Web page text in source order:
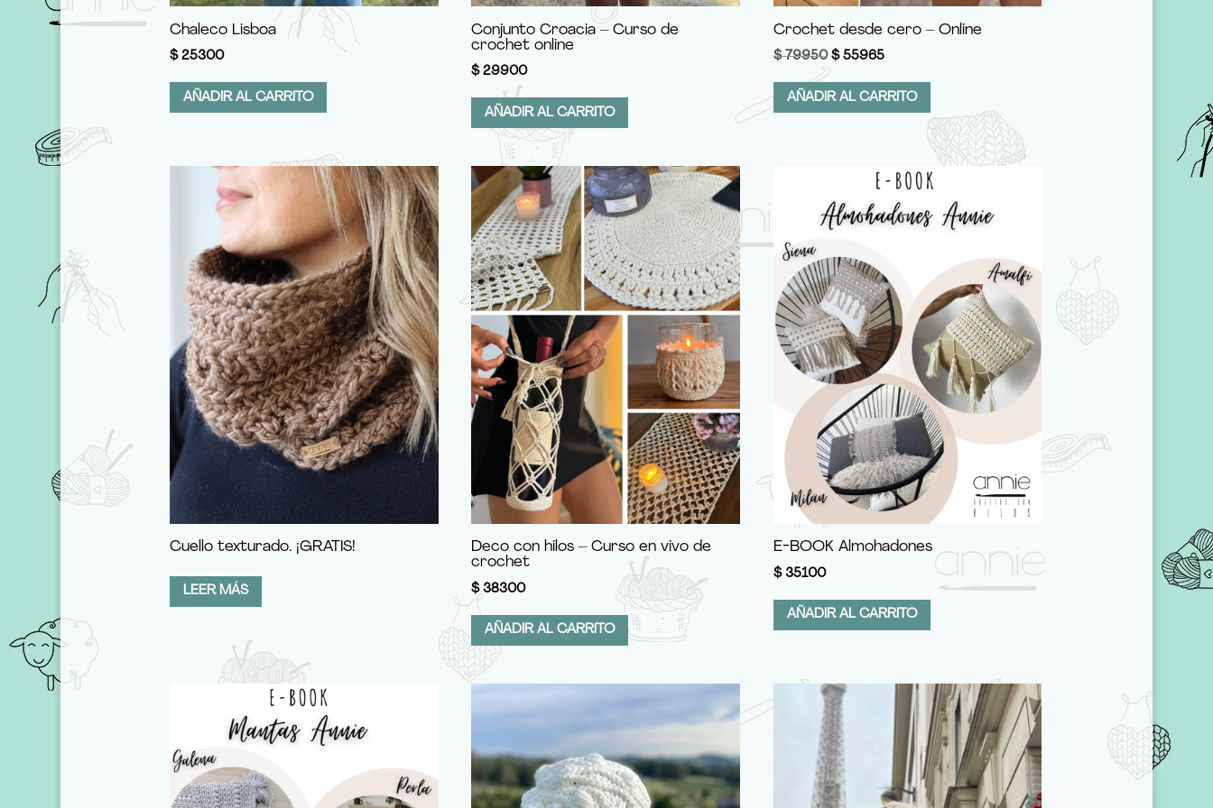
Chaleco Lisboa
$25300
AÑADIR AL CARRITO
Conjunto Croacia – Curso de
crochet online
$29900
AÑADIR AL CARRITO
Crochet desde cero – Online
$79950 El
precio
original
$55965El
precio
actual
$ 55965.
AÑADIR AL CARRITO
Cuello texturado. ¡GRATIS!
LEER MÁS
Deco con hilos – Curso en vivo de
crochet
$38300
AÑADIR AL CARRITO
E-BOOK Almohadones
$35100
AÑADIR AL CARRITO